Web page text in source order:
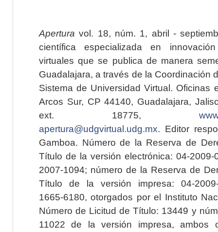
Apertura vol. 18, núm. 1, abril -
científica especializada en
virtuales que se publica de manera
Guadalajara, a través de la Coordinación
Sistema de Universidad Virtual. Oficinas
Arcos Sur, CP 44140, Guadalajara,
ext. 18775,
apertura@udgvirtual.udg.mx. Editor
Gamboa. Número de la Reserva de
Título de la versión electrónica: 04-2009-
2007-1094; número de la Reserva de
Título de la versión impresa: 04-2009-
1665-6180, otorgados por el Instituto
Número de Licitud de Título: 13449 y
11022 de la versión impresa, ambos